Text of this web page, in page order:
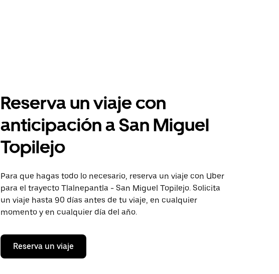
Reserva un viaje con
anticipación a San Miguel
Topilejo
Para que hagas todo lo necesario, reserva un viaje con Uber
para el trayecto Tlalnepantla - San Miguel Topilejo. Solicita
un viaje hasta 90 días antes de tu viaje, en cualquier
momento y en cualquier día del año.
Reserva un viaje